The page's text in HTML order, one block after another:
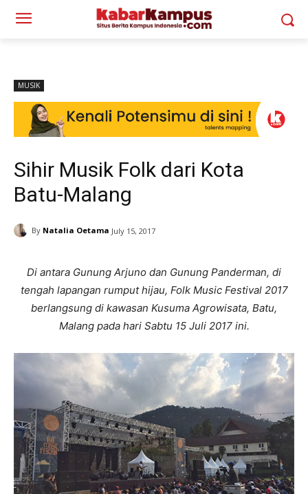
MUSIK
Sihir Musik Folk dari Kota
Batu-Malang
By Natalia Oetama July 15, 2017
Di antara Gunung Arjuno dan Gunung Panderman, di
tengah lapangan rumput hijau, Folk Music Festival 2017
berlangsung di kawasan Kusuma Agrowisata, Batu,
Malang pada hari Sabtu 15 Juli 2017 ini.